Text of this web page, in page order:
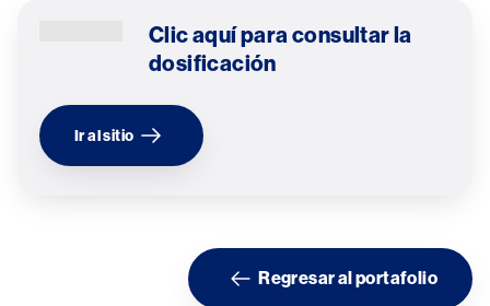
Clic aquí para consultar la
dosificación
Ir al sitio
Regresar al portafolio